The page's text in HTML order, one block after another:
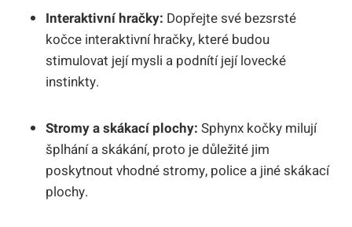
Interaktivní hračky: Dopřejte své bezsrsté
kočce interaktivní hračky, které budou
stimulovat její mysli a podnítí její lovecké
instinkty.
Stromy a skákací plochy: Sphynx kočky milují
šplhání a skákání, proto je důležité jim
poskytnout vhodné stromy, police a jiné skákací
plochy.